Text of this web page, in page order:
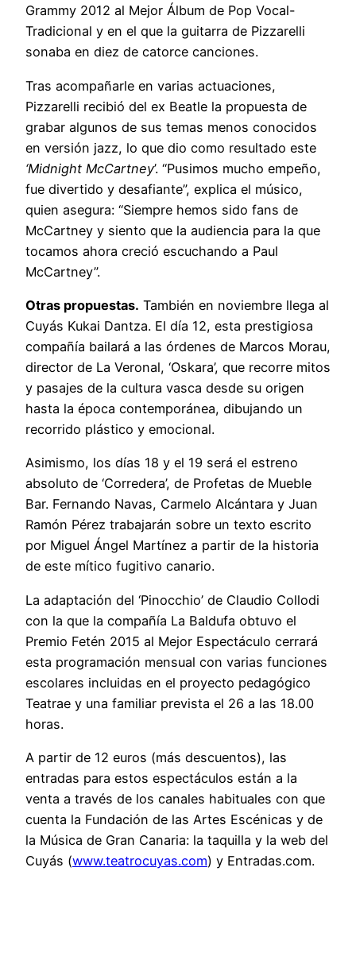
Grammy 2012 al Mejor Álbum de Pop Vocal-
Tradicional y en el que la guitarra de Pizzarelli
sonaba en diez de catorce canciones.
Tras acompañarle en varias actuaciones,
Pizzarelli recibió del ex Beatle la propuesta de
grabar algunos de sus temas menos conocidos
en versión jazz, lo que dio como resultado este
‘Midnight McCartney’. “Pusimos mucho empeño,
fue divertido y desafiante”, explica el músico,
quien asegura: “Siempre hemos sido fans de
McCartney y siento que la audiencia para la que
tocamos ahora creció escuchando a Paul
McCartney”.
Otras propuestas. También en noviembre llega al
Cuyás Kukai Dantza. El día 12, esta prestigiosa
compañía bailará a las órdenes de Marcos Morau,
director de La Veronal, ‘Oskara’, que recorre mitos
y pasajes de la cultura vasca desde su origen
hasta la época contemporánea, dibujando un
recorrido plástico y emocional.
Asimismo, los días 18 y el 19 será el estreno
absoluto de ‘Corredera’, de Profetas de Mueble
Bar. Fernando Navas, Carmelo Alcántara y Juan
Ramón Pérez trabajarán sobre un texto escrito
por Miguel Ángel Martínez a partir de la historia
de este mítico fugitivo canario.
La adaptación del ‘Pinocchio’ de Claudio Collodi
con la que la compañía La Baldufa obtuvo el
Premio Fetén 2015 al Mejor Espectáculo cerrará
esta programación mensual con varias funciones
escolares incluidas en el proyecto pedagógico
Teatrae y una familiar prevista el 26 a las 18.00
horas.
A partir de 12 euros (más descuentos), las
entradas para estos espectáculos están a la
venta a través de los canales habituales con que
cuenta la Fundación de las Artes Escénicas y de
la Música de Gran Canaria: la taquilla y la web del
Cuyás (www.teatrocuyas.com) y Entradas.com.